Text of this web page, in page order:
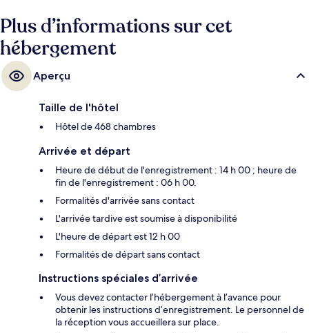
Plus d’informations sur cet
hébergement
Aperçu
Taille de l'hôtel
Hôtel de 468 chambres
Arrivée et départ
Heure de début de l'enregistrement : 14 h 00 ; heure de
fin de l'enregistrement : 06 h 00.
Formalités d'arrivée sans contact
L'arrivée tardive est soumise à disponibilité
L'heure de départ est 12 h 00
Formalités de départ sans contact
Instructions spéciales d’arrivée
Vous devez contacter l’hébergement à l’avance pour
obtenir les instructions d’enregistrement. Le personnel de
la réception vous accueillera sur place.